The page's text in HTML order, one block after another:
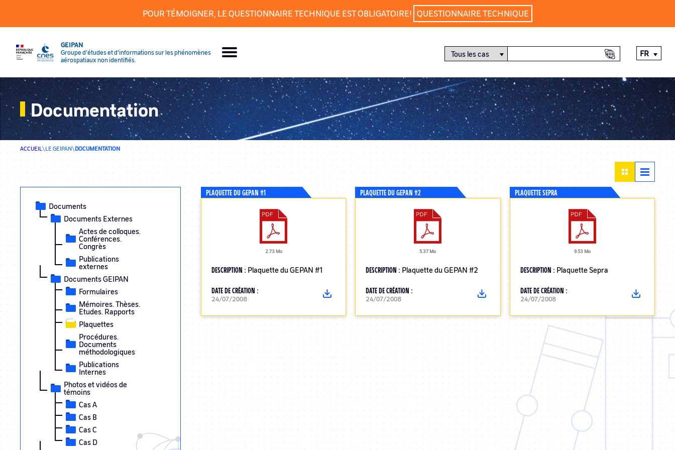
POUR TÉMOIGNER, LE QUESTIONNAIRE TECHNIQUE EST OBLIGATOIRE! QUESTIONNAIRE TECHNIQUE
GEIPAN
Groupe d’études et d’informations sur les phénomènes
aérospatiaux non identifiés.
FR
Documentation
ACCUEIL\LE GEIPAN\DOCUMENTATION
Documents
Documents Externes
Actes de colloques.
Conférences.
Congrès
Publications
externes
Documents GEIPAN
Formulaires
Mémoires. Thèses.
Etudes. Rapports
Plaquettes
Procédures.
Documents
méthodologiques
Publications
Internes
Photos et vidéos de
témoins
Cas A
Cas B
Cas C
Cas D
PLAQUETTE DU GEPAN #1
2.73 Mo
DESCRIPTION : Plaquette du GEPAN #1
DATE DE CRÉATION :
24/07/2008
PLAQUETTE DU GEPAN #2
5.37 Mo
DESCRIPTION : Plaquette du GEPAN #2
DATE DE CRÉATION :
24/07/2008
PLAQUETTE SEPRA
9.53 Mo
DESCRIPTION : Plaquette Sepra
DATE DE CRÉATION :
24/07/2008